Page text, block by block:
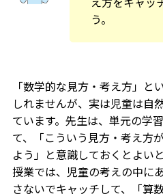
う。
「数学的な見方・考え方」と
しれませんが、実は児童は自
ています。先生は、単元の学
て、「こういう見方・考え方
よう」と意識しておくとよい
授業では、児童の考えの中に
さないでキャッチして、「算